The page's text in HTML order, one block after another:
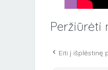
Peržiūrėti
Eiti į išplėstinę